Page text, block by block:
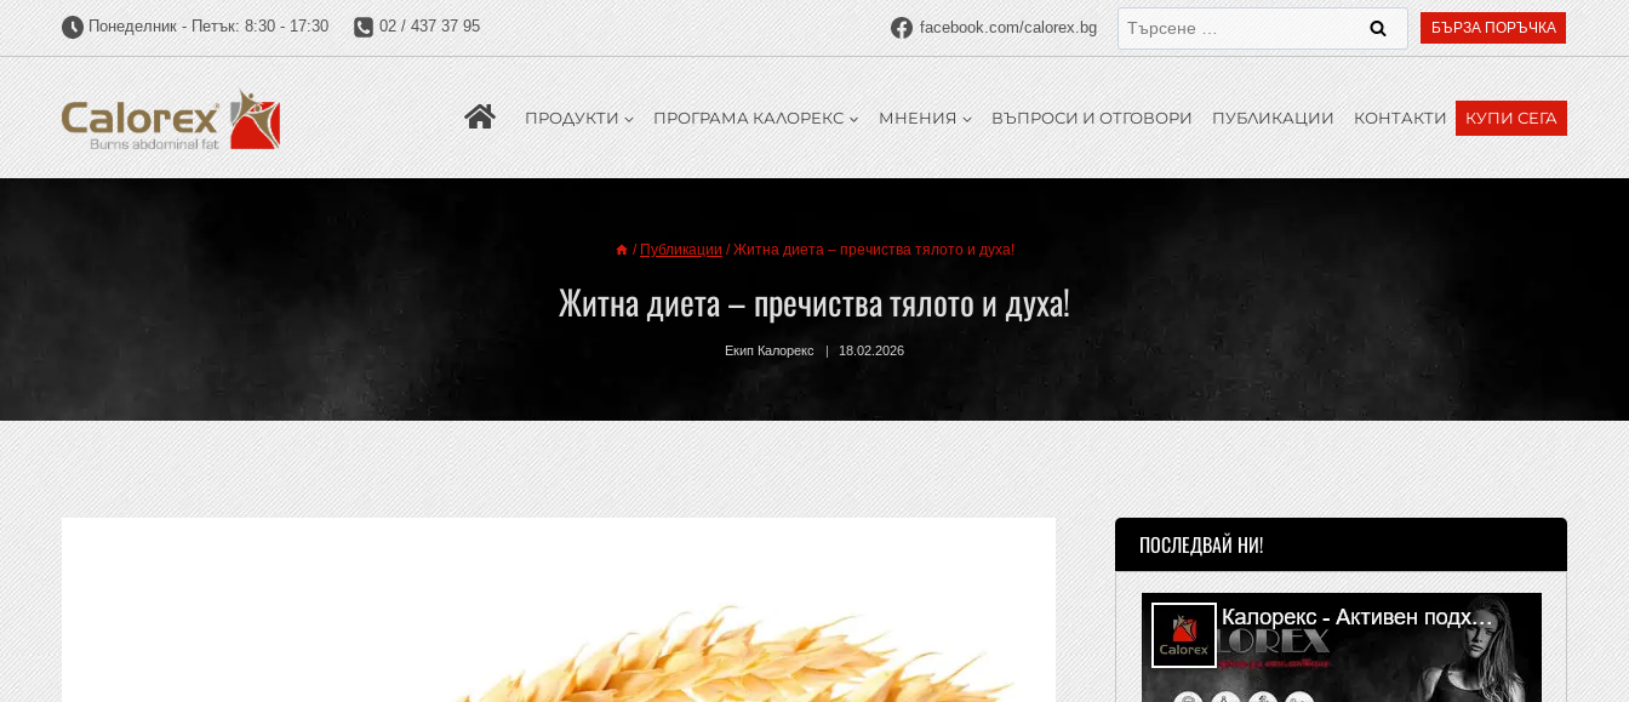
Понеделник - Петък: 8:30 - 17:30 02 / 437 37 95 facebook.com/calorex.bg БЪРЗА ПОРЪЧКА
ПРОДУКТИ ПРОГРАМА КАЛОРЕКС МНЕНИЯ ВЪПРОСИ И ОТГОВОРИ ПУБЛИКАЦИИ КОНТАКТИ КУПИ СЕГА
/ Публикации / Житна диета – пречиства тялото и духа!
Житна диета – пречиства тялото и духа!
Екип Калорекс 18.02.2026
ПОСЛЕДВАЙ НИ!